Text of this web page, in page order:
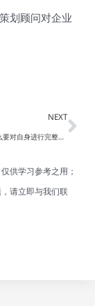
划顾问对企业
NEXT
品牌设计企业为什么要对自身进行完整的品牌形象设计？
供学习参考之用；
请立即与我们联